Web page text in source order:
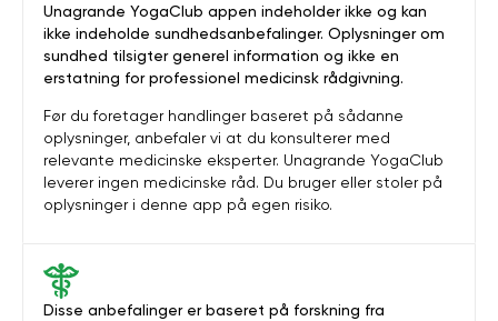
Disse anbefalinger er baseret på forskning fra
Unagrande YogaClub appen indeholder ikke og kan
ikke indeholde sundhedsanbefalinger. Oplysninger om
sundhed tilsigter generel information og ikke en
erstatning for professionel medicinsk rådgivning.
Før du foretager handlinger baseret på sådanne
oplysninger, anbefaler vi at du konsulterer med
relevante medicinske eksperter. Unagrande YogaClub
leverer ingen medicinske råd. Du bruger eller stoler på
oplysninger i denne app på egen risiko.